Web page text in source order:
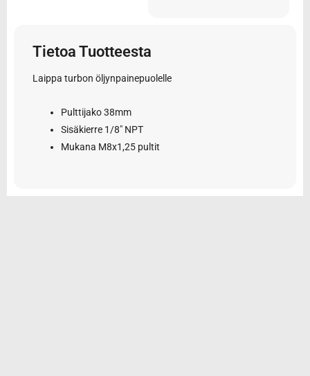
Tietoa Tuotteesta
Laippa turbon öljynpainepuolelle
Pulttijako 38mm
Sisäkierre 1/8″ NPT
Mukana M8x1,25 pultit